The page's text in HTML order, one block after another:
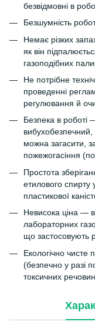
безвідмовні в
Безшумність
Немає різких
як він
газоподібних
Не потрібне
проведенні
регулювання й
Безпека в роботі
можна загасити,
пожежогасіння
Простота
етилового спирту
пластикової
Невисока ціна —
лабораторних
що застосовують
Екологічно
(безпечно у разі
токсичних